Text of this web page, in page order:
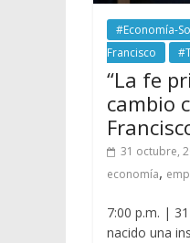
#Economía-
Francisco
“La fe
cambio
31 octubre,
economía,
7:00 p.m. |
nacido una